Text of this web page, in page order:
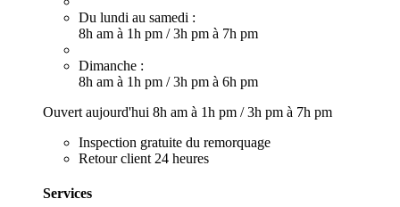
Du lundi au samedi :
8h am à 1h pm /3h pm à 7h pm
Dimanche :
8h am à 1h pm /3h pm à 6h pm
Ouvert aujourd'hui 8h am à 1h pm /3h pm à 7h pm
Inspection gratuite du remorquage
Retour client 24 heures
Services